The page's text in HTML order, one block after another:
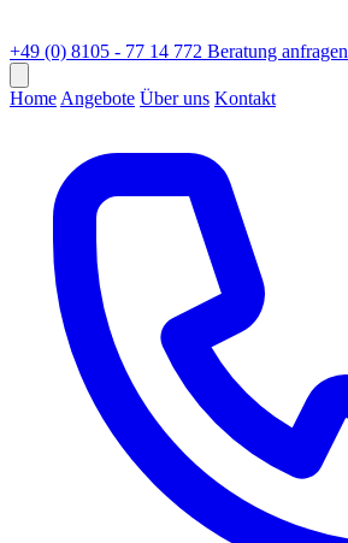
+49 (0) 8105 - 77 14 772 Beratung anfragen
Home Angebote Über uns Kontakt